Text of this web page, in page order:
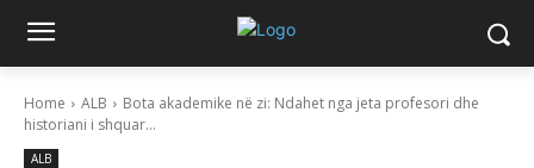
Home ALB
Bota akademike në zi: Ndahet nga jeta profesori dhe
historiani i shquar...
ALB